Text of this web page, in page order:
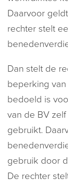
Daarvoor
rechter stelt
Dan stelt de
beperking
bedoeld is
van de BV
gebruikt.
gebruik door
De rechter